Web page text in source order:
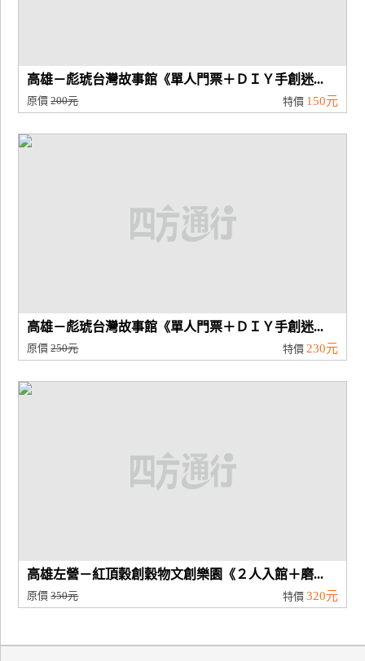
高雄－彪琥台灣故事館《單人門票＋ＤＩＹ手創迷...
原價200元 特價 150元
高雄－彪琥台灣故事館《單人門票＋ＤＩＹ手創迷...
原價250元 特價 230元
高雄左營－紅頂穀創穀物文創樂園《２人入館＋磨...
原價350元 特價 320元